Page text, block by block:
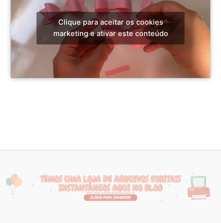
Clique para aceitar os cookies
marketing e ativar este conteúdo